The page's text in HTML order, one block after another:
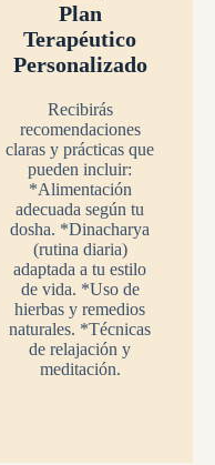
Plan
Terapéutico
Personalizado
Recibirás
recomendaciones
claras y prácticas que
pueden incluir:
*Alimentación
adecuada según tu
dosha. *Dinacharya
(rutina diaria)
adaptada a tu estilo
de vida. *Uso de
hierbas y remedios
naturales. *Técnicas
de relajación y
meditación.